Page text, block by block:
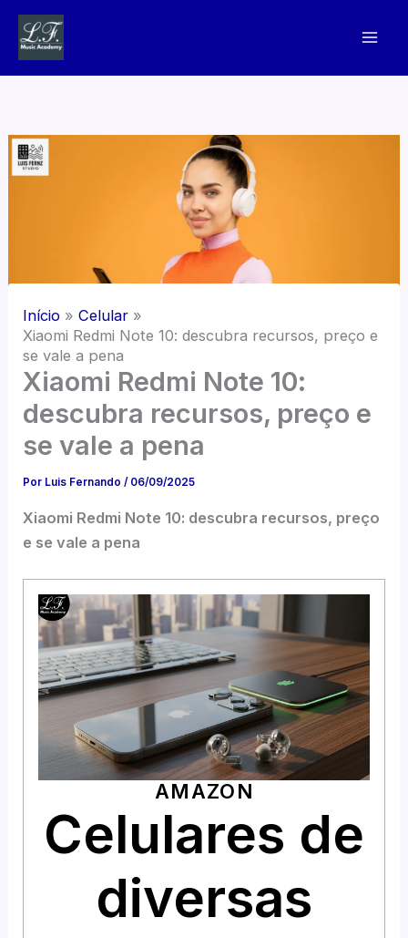
para
Início
Celular
Xiaomi Redmi Note 10: descubra recursos, preço e
se vale a pena
Xiaomi Redmi Note 10:
descubra recursos, preço e
se vale a pena
Por Luis Fernando/ 06/09/2025
Xiaomi Redmi Note 10: descubra recursos, preço
e se vale a pena
AMAZON
Celulares de
diversas